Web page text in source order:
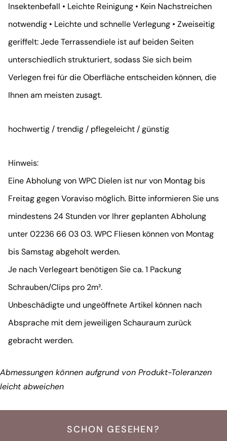
Insektenbefall • Leichte Reinigung • Kein Nachstreichen
notwendig • Leichte und schnelle Verlegung • Zweiseitig
geriffelt: Jede Terrassendiele ist auf beiden Seiten
unterschiedlich strukturiert, sodass Sie sich beim
Verlegen frei für die Oberfläche entscheiden können, die
Ihnen am meisten zusagt.
hochwertig / trendig / pflegeleicht / günstig
Hinweis:
Eine Abholung von WPC Dielen ist nur von Montag bis
Freitag gegen Voraviso möglich. Bitte informieren Sie uns
mindestens 24 Stunden vor Ihrer geplanten Abholung
unter 02236 66 03 03. WPC Fliesen können von Montag
bis Samstag abgeholt werden.
Je nach Verlegeart benötigen Sie ca. 1 Packung
Schrauben/Clips pro 2m².
Unbeschädigte und ungeöffnete Artikel können nach
Absprache mit dem jeweiligen Schauraum zurück
gebracht werden.
Abmessungen können aufgrund von Produkt-Toleranzen
leicht abweichen
SCHON GESEHEN?